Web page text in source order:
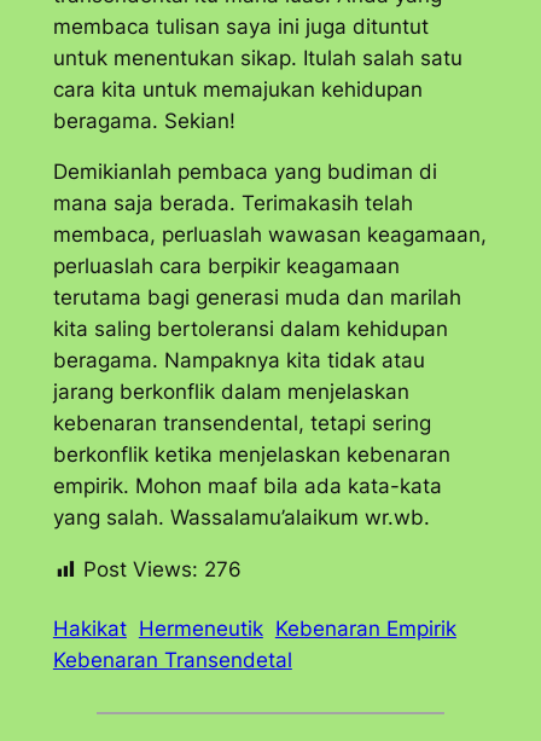
membaca tulisan saya ini juga dituntut
untuk menentukan sikap. Itulah salah satu
cara kita untuk memajukan kehidupan
beragama. Sekian!
Demikianlah pembaca yang budiman di
mana saja berada. Terimakasih telah
membaca, perluaslah wawasan keagamaan,
perluaslah cara berpikir keagamaan
terutama bagi generasi muda dan marilah
kita saling bertoleransi dalam kehidupan
beragama. Nampaknya kita tidak atau
jarang berkonflik dalam menjelaskan
kebenaran transendental, tetapi sering
berkonflik ketika menjelaskan kebenaran
empirik. Mohon maaf bila ada kata-kata
yang salah. Wassalamu’alaikum wr.wb.
Post Views: 276
Hakikat Hermeneutik Kebenaran Empirik
Kebenaran Transendetal